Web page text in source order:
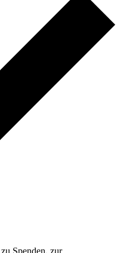
Spenden, zur